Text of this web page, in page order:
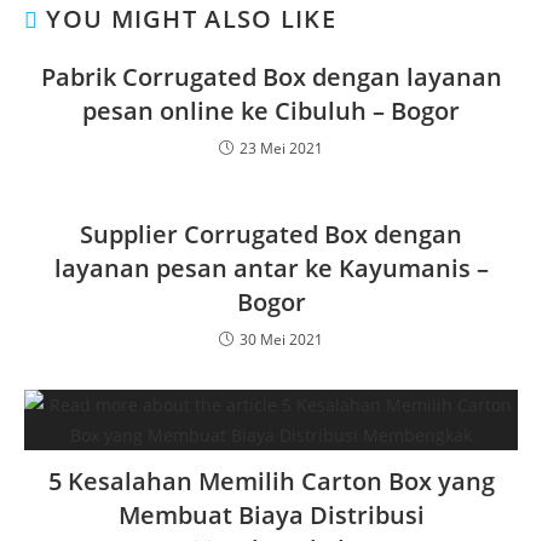
YOU MIGHT ALSO LIKE
Pabrik Corrugated Box dengan layanan
pesan online ke Cibuluh – Bogor
23 Mei 2021
Supplier Corrugated Box dengan
layanan pesan antar ke Kayumanis –
Bogor
30 Mei 2021
5 Kesalahan Memilih Carton Box yang
Membuat Biaya Distribusi